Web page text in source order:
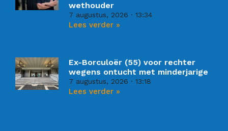
wethouder
7 augustus, 2026 13:34
Lees verder »
Ex-Borculoër (55) voor rechter
wegens ontucht met minderjarige
7 augustus, 2026 13:18
Lees verder »